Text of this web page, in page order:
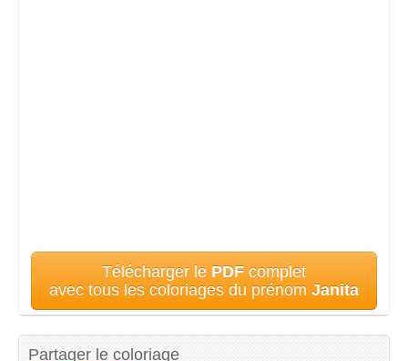
Télécharger le PDF complet
avec tous les coloriages du prénom Janita
Partager le coloriage